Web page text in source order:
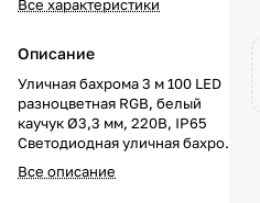
Все характеристики
Описание
Уличная бахрома 3 м 100 LED
разноцветная RGB, белый
каучук Ø3,3 мм, 220В, IP65
Светодиодная уличная бахрома
длиной 3 метра и с 100
разноцветными LED (красный,
Все описание